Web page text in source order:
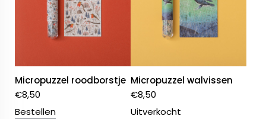
Micropuzzel roodborstje
€8,50
Bestellen
Micropuzzel walvissen
€8,50
Uitverkocht